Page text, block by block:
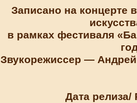
Записано на концерте
в рамках фестиваля
Звукорежиссер —
Дата релиза/